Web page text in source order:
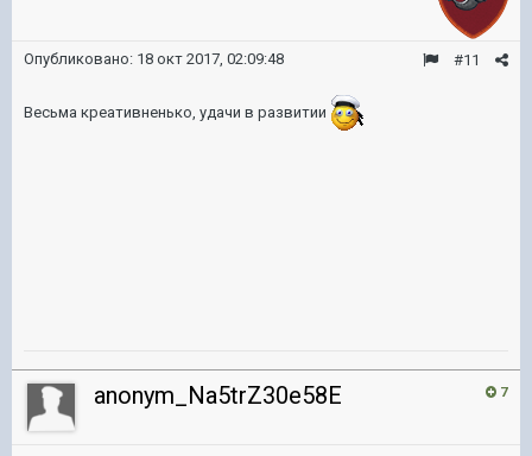
#11
Опубликовано: 18 окт 2017, 02:09:48
Весьма креативненько, удачи в развитии
7
anonym_Na5trZ30e58E